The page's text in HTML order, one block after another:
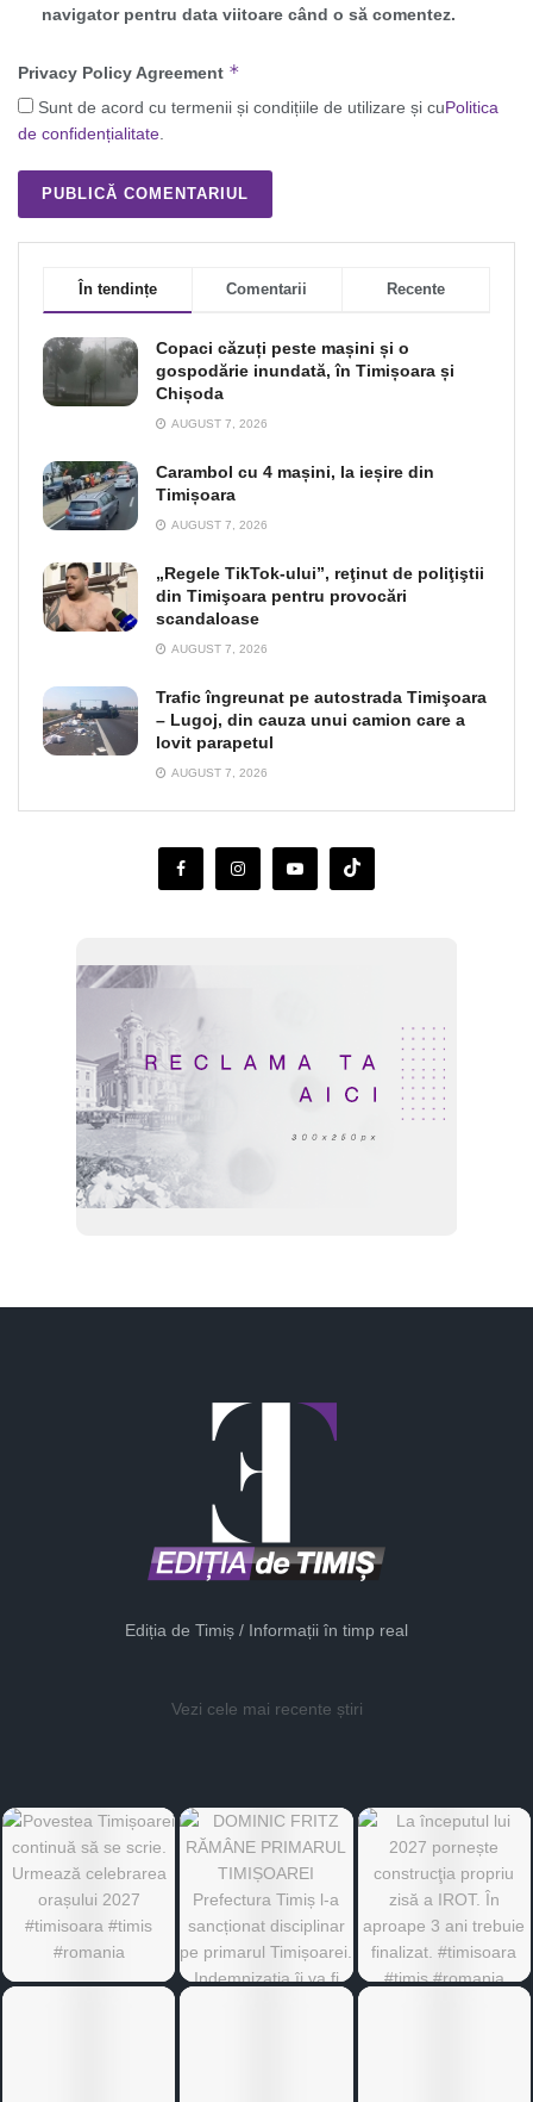
navigator pentru data viitoare când o să comentez.
Privacy Policy Agreement *
Sunt de acord cu termenii și condițiile de utilizare și cuPolitica
de confidențialitate.
În tendințe Comentarii Recente
Copaci căzuți peste mașini și o
gospodărie inundată, în Timișoara și
Chișoda
AUGUST 7, 2026
Carambol cu 4 mașini, la ieșire din
Timișoara
AUGUST 7, 2026
„Regele TikTok-ului”, reţinut de poliţiştii
din Timişoara pentru provocări
scandaloase
AUGUST 7, 2026
Trafic îngreunat pe autostrada Timişoara
– Lugoj, din cauza unui camion care a
lovit parapetul
AUGUST 7, 2026
Ediția de Timiș / Informații în timp real
Vezi cele mai recente știri